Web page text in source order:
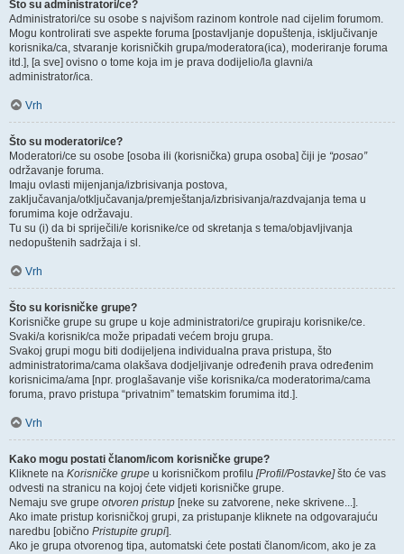
Što su administratori/ce?
Administratori/ce su osobe s najvišom razinom kontrole nad cijelim forumom.
Mogu kontrolirati sve aspekte foruma [postavljanje dopuštenja, isključivanje
korisnika/ca, stvaranje korisničkih grupa/moderatora(ica), moderiranje foruma
itd.], [a sve] ovisno o tome koja im je prava dodijelio/la glavni/a
administrator/ica.
Vrh
Što su moderatori/ce?
Moderatori/ce su osobe [osoba ili (korisnička) grupa osoba] čiji je “posao”
održavanje foruma.
Imaju ovlasti mijenjanja/izbrisivanja postova,
zaključavanja/otključavanja/premještanja/izbrisivanja/razdvajanja tema u
forumima koje održavaju.
Tu su (i) da bi spriječili/e korisnike/ce od skretanja s tema/objavljivanja
nedopuštenih sadržaja i sl.
Vrh
Što su korisničke grupe?
Korisničke grupe su grupe u koje administratori/ce grupiraju korisnike/ce.
Svaki/a korisnik/ca može pripadati većem broju grupa.
Svakoj grupi mogu biti dodijeljena individualna prava pristupa, što
administratorima/cama olakšava dodjeljivanje određenih prava određenim
korisnicima/ama [npr. proglašavanje više korisnika/ca moderatorima/cama
foruma, pravo pristupa “privatnim” tematskim forumima itd.].
Vrh
Kako mogu postati članom/icom korisničke grupe?
Kliknete na Korisničke grupe u korisničkom profilu [Profil/Postavke]što će vas
odvesti na stranicu na kojoj ćete vidjeti korisničke grupe.
Nemaju sve grupe otvoren pristup [neke su zatvorene, neke skrivene...].
Ako imate pristup korisničkoj grupi, za pristupanje kliknete na odgovarajuću
naredbu [obično Pristupite grupi].
Ako je grupa otvorenog tipa, automatski ćete postati članom/icom, ako je za